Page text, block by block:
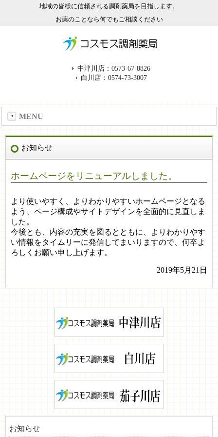
地域の皆様に信頼される調剤薬局を目指します。
お薬のことなら何でもご相談ください
中津川店：0573-67-8826
白川店：0574-73-3007
MENU
お知らせ
ホームページをリニューアルしました。
より使いやすく、よりわかりやすいホームページとなる
よう、ページ構成やサイトデザインを全面的に見直しま
した。
今後とも、内容の充実を図るとともに、よりわかりやす
い情報をタイムリーに発信してまいりますので、何卒よ
ろしくお願い申し上げます。
2019年5月21日
お知らせ